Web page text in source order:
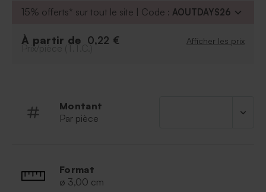
15% offerts* sur tout le site | Code : AOUTDAYS26
À partir de 0,22 € Afficher les prix
Prix/pièce (T.T.C.)
Montant
Par pièce
Format
ø 3,00 cm